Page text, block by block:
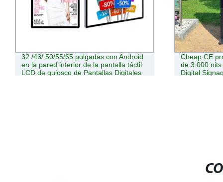
32 /43/ 50/55/65 pulgadas con Android
en la pared interior de la pantalla táctil
LCD de quiosco de Pantallas Digitales
Cheap CE
de 3.000
Digital